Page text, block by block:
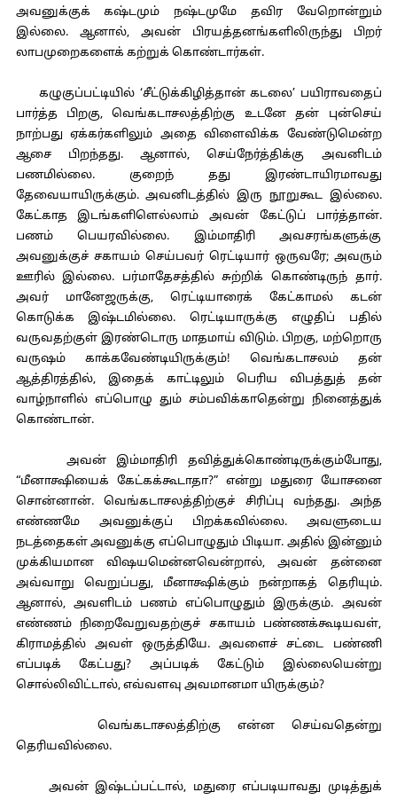
அவனுக்குக் கஷ்டமும் நஷ்டமுமே தவிர வேறொன்றும்
இல்லை. ஆனால், அவன் பிரயத்தனங்களிலிருந்து பிறர்
லாபமுறைகளைக் கற்றுக் கொண்டார்கள்.
கழுகுப்பட்டியில் ‘சீட்டுக்கிழித்தான் கடலை’ பயிராவதைப்
பார்த்த பிறகு, வெங்கடாசலத்திற்கு உடனே தன் புன்செய்
நாற்பது ஏக்கர்களிலும் அதை விளைவிக்க வேண்டுமென்ற
ஆசை பிறந்தது. ஆனால், செய்நேர்த்திக்கு அவனிடம்
பணமில்லை. குறைந் தது இரண்டாயிரமாவது
தேவையாயிருக்கும். அவனிடத்தில் இரு நூறுகூட இல்லை.
கேட்காத இடங்களிளெல்லாம் அவன் கேட்டுப் பார்த்தான்.
பணம் பெயரவில்லை. இம்மாதிரி அவசரங்களுக்கு
அவனுக்குச் சகாயம் செய்பவர் ரெட்டியார் ஒருவரே; அவரும்
ஊரில் இல்லை. பர்மாதேசத்தில் சுற்றிக் கொண்டிருந் தார்.
அவர் மானேஜருக்கு, ரெட்டியாரைக் கேட்காமல் கடன்
கொடுக்க இஷ்டமில்லை. ரெட்டியாருக்கு எழுதிப் பதில்
வருவதற்குள் இரண்டொரு மாதமாய் விடும். பிறகு, மற்றொரு
வருஷம் காக்கவேண்டியிருக்கும்! வெங்கடாசலம் தன்
ஆத்திரத்தில், இதைக் காட்டிலும் பெரிய விபத்துத் தன்
வாழ்நாளில் எப்பொழு தும் சம்பவிக்காதென்று நினைத்துக்
கொண்டான்.
அவன் இம்மாதிரி தவித்துக்கொண்டிருக்கும்போது,
“மீனாக்ஷியைக் கேட்கக்கூடாதா?” என்று மதுரை யோசனை
சொன்னான். வெங்கடாசலத்திற்குச் சிரிப்பு வந்தது. அந்த
எண்ணமே அவனுக்குப் பிறக்கவில்லை. அவளுடைய
நடத்தைகள் அவனுக்கு எப்பொழுதும் பிடியா. அதில் இன்னும்
முக்கியமான விஷயமென்னவென்றால், அவன் தன்னை
அவ்வாறு வெறுப்பது, மீனாக்ஷிக்கும் நன்றாகத் தெரியும்.
ஆனால், அவளிடம் பணம் எப்பொழுதும் இருக்கும். அவன்
எண்ணம் நிறைவேறுவதற்குச் சகாயம் பண்ணக்கூடியவள்,
கிராமத்தில் அவள் ஒருத்தியே. அவளைச் சட்டை பண்ணி
எப்படிக் கேட்பது? அப்படிக் கேட்டும் இல்லையென்று
சொல்லிவிட்டால், எவ்வளவு அவமானமா யிருக்கும்?
வெங்கடாசலத்திற்கு என்ன செய்வதென்று
தெரியவில்லை.
அவன் இஷ்டப்பட்டால், மதுரை எப்படியாவது முடித்துக்